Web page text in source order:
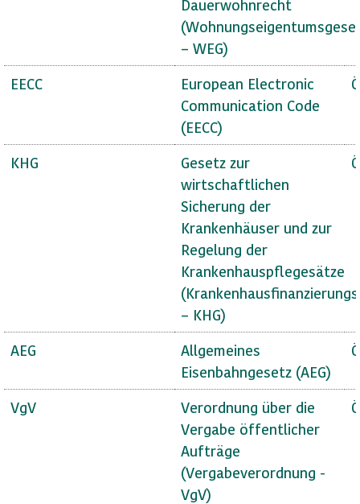
Dauerwohnrecht
– WEG)
EECC
European Electronic
Communication Code
(EECC)
KHG
Gesetz zur
wirtschaftlichen
Sicherung der
Krankenhäuser und zur
Regelung der
Krankenhauspflegesätze
– KHG)
AEG
Allgemeines
Eisenbahngesetz (AEG)
VgV
Verordnung über die
Vergabe öffentlicher
Aufträge
(Vergabeverordnung -
VgV)